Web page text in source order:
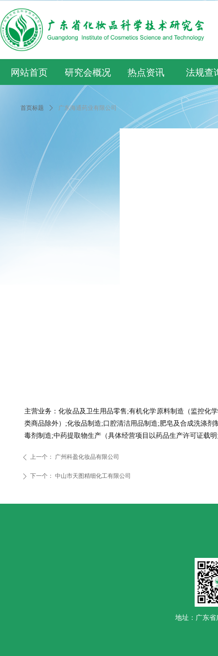
网站首页 研究会概况 热点资讯 法规查
首页标题 ꄲ 广东海通药业有限公司
ꄴ 上一个： 广州科盈化妆品有限公司
ꄲ 下一个： 中山市天图精细化工有限公司
主营业务：化妆品及卫生用品零售;有机化学原料制造（监控化
类商品除外）;化妆品制造;口腔清洁用品制造;肥皂及合成洗涤
毒剂制造;中药提取物生产（具体经营项目以药品生产许可证载
地址：广东省